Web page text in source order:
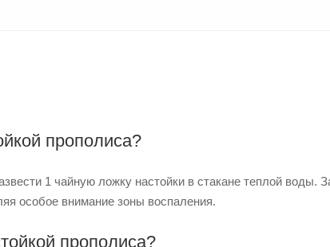
прополиса?
1 чайную ложку настойки в стакане теплой воды.
особое внимание зоны воспаления.
прополиса?